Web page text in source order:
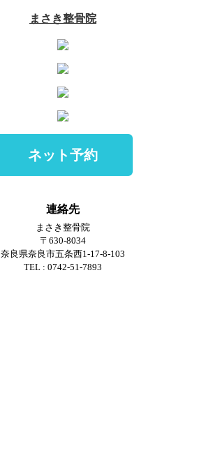
連絡先
まさき整骨院
〒630-8034
奈良県奈良市五条西1-17-8-103
TEL : 0742-51-7893